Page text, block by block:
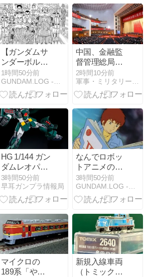
【ガンダムサ
ンダーボル
ト】自分から
手足を切り落
すなんて…
1時間50分前
中国、金融監
督管理総局前
トップの全人
代代表資格を
剥奪…重大な
2時間10分前
HG 1/144 ガン
ダムレオパル
ドのレビュー
紹介
3時間50分前
早耳ガンプラ情報局
なんでロボッ
トアニメの主
人公って親父
が作ったロボ
に乗ることが
3時間50分前
マイクロの
189系「やす
新規入線車両
（トミック